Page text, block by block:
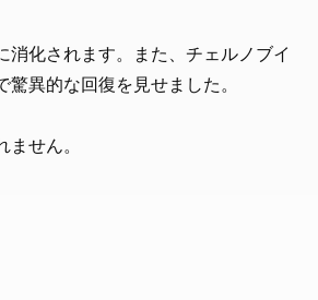
消化されます。また、チェルノブイ
異的な回復を見せました。
せん。